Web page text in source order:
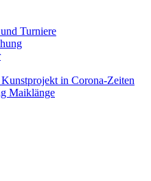
Turniere
in Corona-Zeiten
Maiklänge